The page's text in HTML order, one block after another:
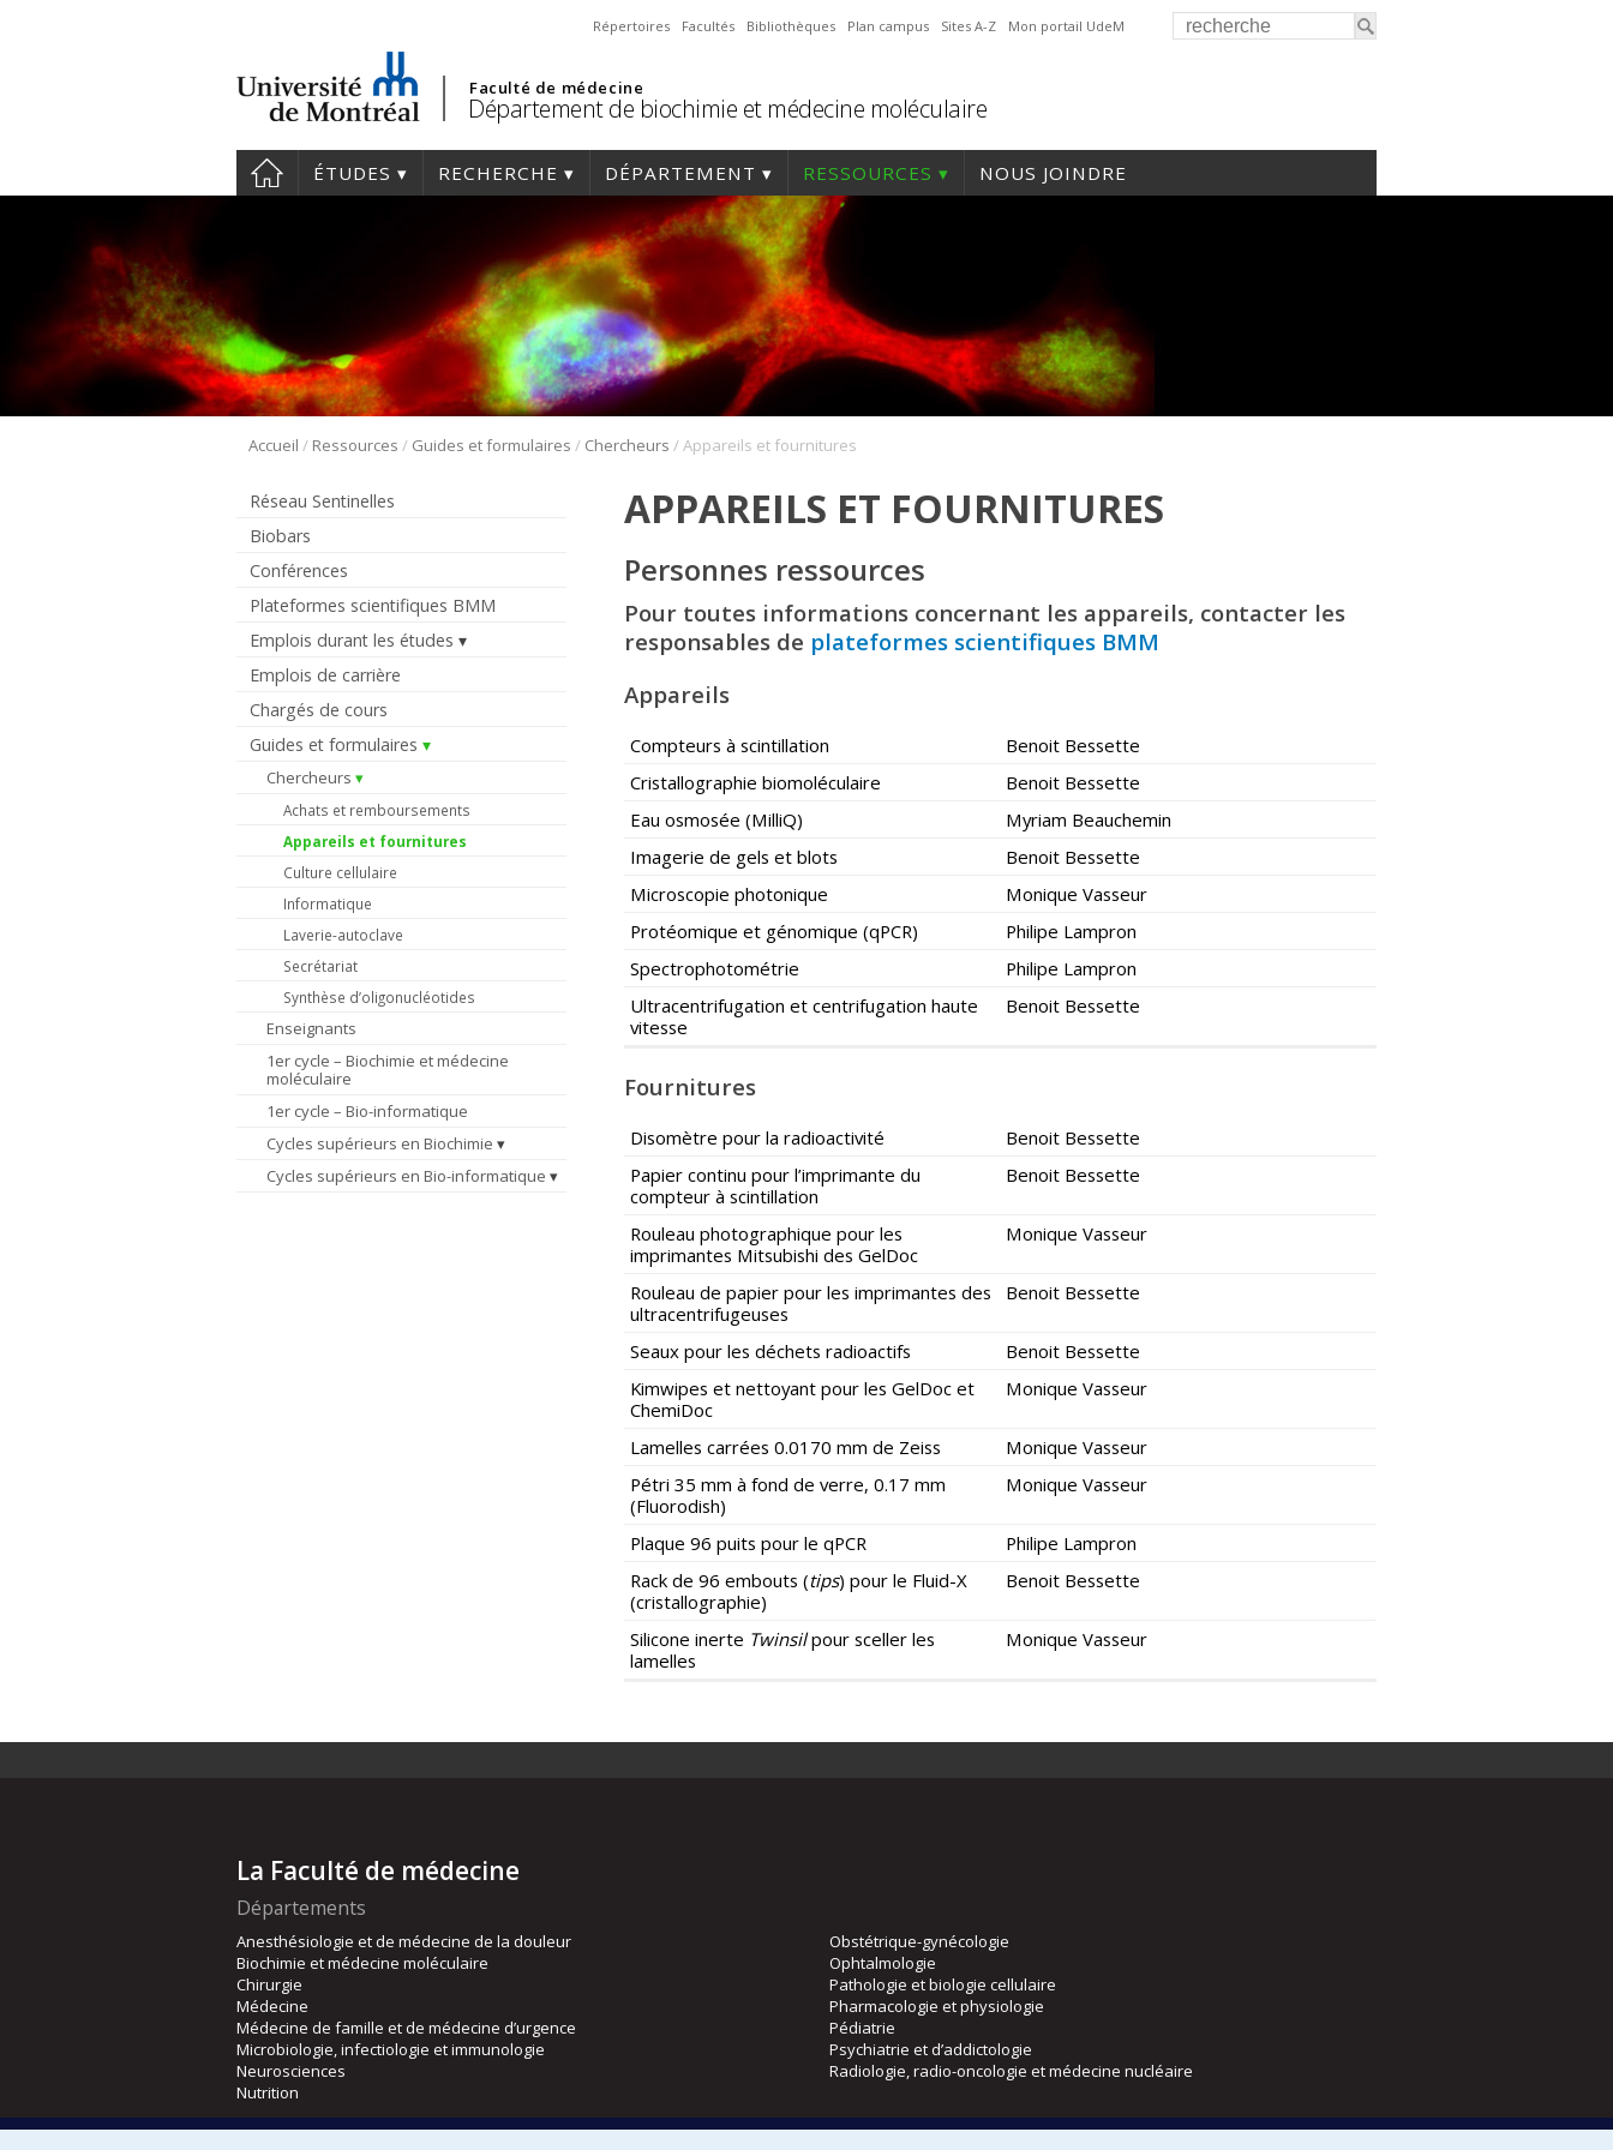
Répertoires Facultés Bibliothèques Plan campus Sites A-Z Mon portail UdeM
Faculté de médecine
Département de biochimie et médecine moléculaire
ÉTUDES RECHERCHE DÉPARTEMENT RESSOURCES NOUS JOINDRE
Accueil / Ressources / Guides et formulaires / Chercheurs /Appareils et fournitures
Réseau Sentinelles
Biobars
Conférences
Plateformes scientifiques BMM
Emplois durant les études
Emplois de carrière
Chargés de cours
Guides et formulaires
Chercheurs
Achats et remboursements
Appareils et fournitures
Culture cellulaire
Informatique
Laverie-autoclave
Secrétariat
Synthèse d’oligonucléotides
Enseignants
1er cycle – Biochimie et médecine
moléculaire
1er cycle – Bio-informatique
Cycles supérieurs en Biochimie
Cycles supérieurs en Bio-informatique
APPAREILS ET FOURNITURES
Personnes ressources
Pour toutes informations concernant les appareils, contacter les
responsables de plateformes scientifiques BMM
Appareils
Compteurs à scintillation
Benoit Bessette
Cristallographie biomoléculaire
Benoit Bessette
Eau osmosée (MilliQ)
Myriam Beauchemin
Imagerie de gels et blots
Benoit Bessette
Microscopie photonique
Monique Vasseur
Protéomique et génomique (qPCR)
Philipe Lampron
Spectrophotométrie
Philipe Lampron
Ultracentrifugation et centrifugation haute
vitesse
Benoit Bessette
Fournitures
Disomètre pour la radioactivité
Benoit Bessette
Papier continu pour l’imprimante du
compteur à scintillation
Benoit Bessette
Rouleau photographique pour les
imprimantes Mitsubishi des GelDoc
Monique Vasseur
Rouleau de papier pour les imprimantes des
ultracentrifugeuses
Benoit Bessette
Seaux pour les déchets radioactifs
Benoit Bessette
Kimwipes et nettoyant pour les GelDoc et
ChemiDoc
Monique Vasseur
Lamelles carrées 0.0170 mm de Zeiss
Monique Vasseur
Pétri 35 mm à fond de verre, 0.17 mm
(Fluorodish)
Monique Vasseur
Plaque 96 puits pour le qPCR
Philipe Lampron
Rack de 96 embouts (tips) pour le Fluid-X
(cristallographie)
Benoit Bessette
Silicone inerte Twinsilpour sceller les
lamelles
Monique Vasseur
La Faculté de médecine
Départements
Anesthésiologie et de médecine de la douleur
Biochimie et médecine moléculaire
Chirurgie
Médecine
Médecine de famille et de médecine d’urgence
Microbiologie, infectiologie et immunologie
Neurosciences
Nutrition
Obstétrique-gynécologie
Ophtalmologie
Pathologie et biologie cellulaire
Pharmacologie et physiologie
Pédiatrie
Psychiatrie et d’addictologie
Radiologie, radio-oncologie et médecine nucléaire